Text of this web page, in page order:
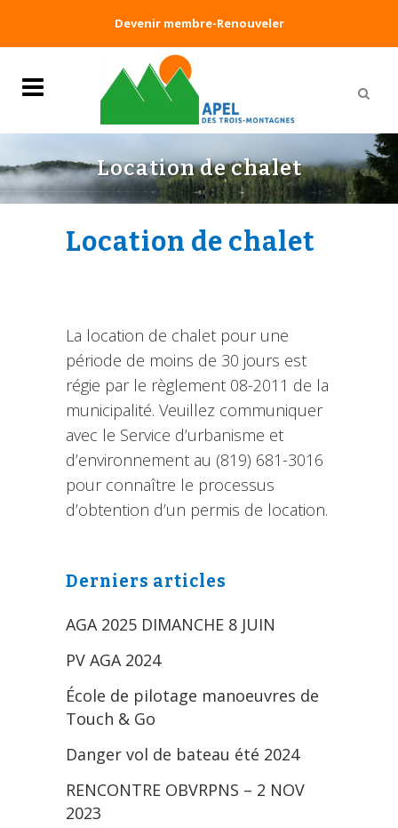
Devenir membre-Renouveler
Location de chalet
Location de chalet
La location de chalet pour une
période de moins de 30 jours est
régie par le règlement 08-2011 de la
municipalité. Veuillez communiquer
avec le Service d’urbanisme et
d’environnement au (819) 681-3016
pour connaître le processus
d’obtention d’un permis de location.
Derniers articles
AGA 2025 DIMANCHE 8 JUIN
PV AGA 2024
École de pilotage manoeuvres de
Touch & Go
Danger vol de bateau été 2024
RENCONTRE OBVRPNS – 2 NOV
2023